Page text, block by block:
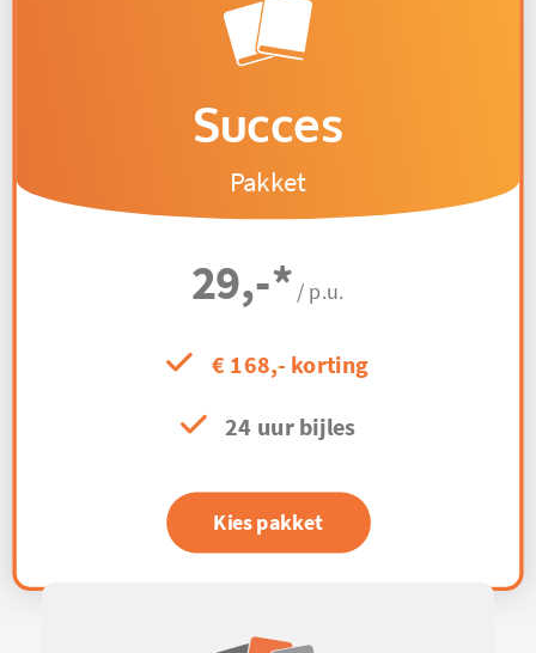
Succes
Pakket
29,-* / p.u.
€ 168,- korting
24 uur bijles
Kies pakket